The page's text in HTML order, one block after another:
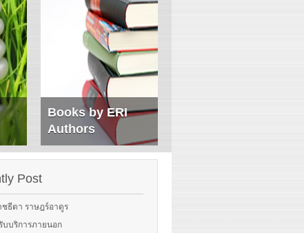
Books by ERI
Authors
Sorry, this entry is only
available in English.
Post
ชธีตา ราษฎร์อาดูร
บบริการภายนอก